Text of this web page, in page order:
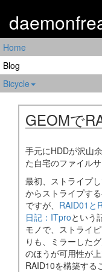
Home
Blog
Bicycle
GEOMで
手元にHDDが沢山
た自宅のファイル
最初、ストライプ
からストライプす
ですが、 RAID01と
日記：ITproという
モノで、ストライ
りも、ミラーした
のほうが可用性が
RAID10を構築する